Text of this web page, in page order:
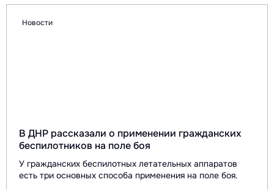
Новости
В ДНР рассказали о применении гражданских
беспилотников на поле боя
У гражданских беспилотных летательных аппаратов
есть три основных способа применения на поле боя.